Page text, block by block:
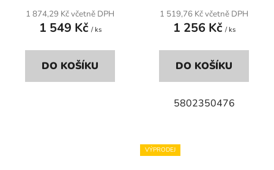
1 874,29 Kč včetně DPH
1 549 Kč / ks
DO KOŠÍKU
1 519,76 Kč včetně DPH
1 256 Kč / ks
DO KOŠÍKU
5802350476
VÝPRODEJ